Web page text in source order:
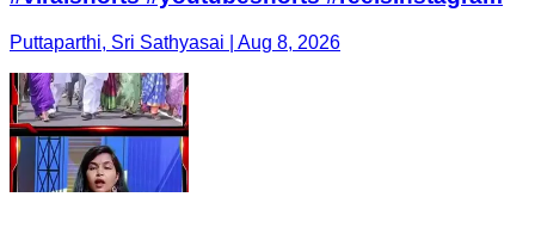
Puttaparthi, Sri Sathyasai | Aug 8, 2026